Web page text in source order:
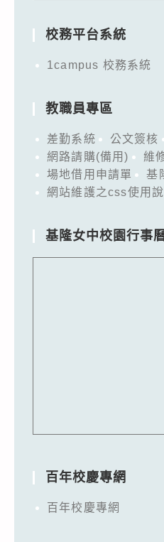
校務平台系統
1campus 校務系統
教職員專區
差勤系統 公文簽核
網路請購(備用)
維
場地借用申請單
基
網站維護之css使用說
基隆女中校園行事
百年校慶專網
百年校慶專網